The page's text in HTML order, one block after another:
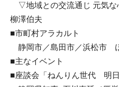
▽地域との交流通じ 元気
柳澤伯夫
■市町村アラカルト
静岡市／島田市／浜松市
■主なイベント
■座談会「ねんりん世代 明日